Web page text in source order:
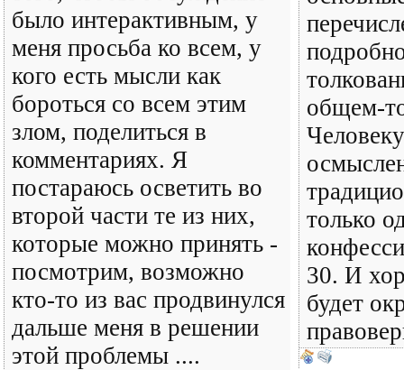
было интерактивным, у
меня просьба ко всем, у
кого есть мысли как
бороться со всем этим
злом, поделиться в
комментариях. Я
постараюсь осветить во
второй части те из них,
которые можно принять -
посмотрим, возможно
кто-то из вас продвинулся
дальше меня в решении
этой проблемы ....
общем-
только
30. И
будет